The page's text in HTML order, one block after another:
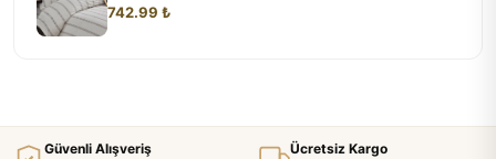
742.99 ₺
Güvenli Alışveriş Ücretsiz Kargo